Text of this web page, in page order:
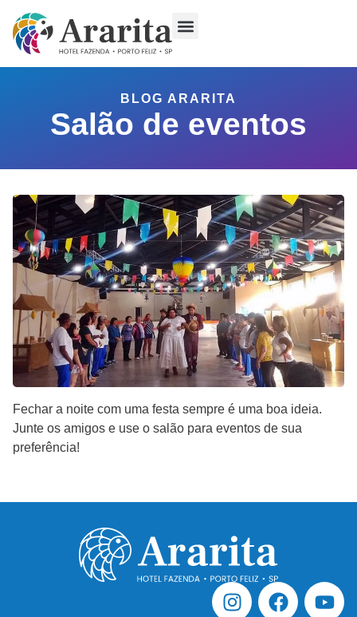
BLOG ARARITA
Salão de eventos
Fechar a noite com uma festa sempre é uma boa ideia.
Junte os amigos e use o salão para eventos de sua
preferência!